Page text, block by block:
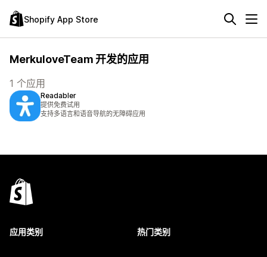
Shopify App Store
MerkuloveTeam 开发的应用
1 个应用
Readabler
提供免费试用
支持多语言和语音导航的无障碍应用
应用类别 热门类别